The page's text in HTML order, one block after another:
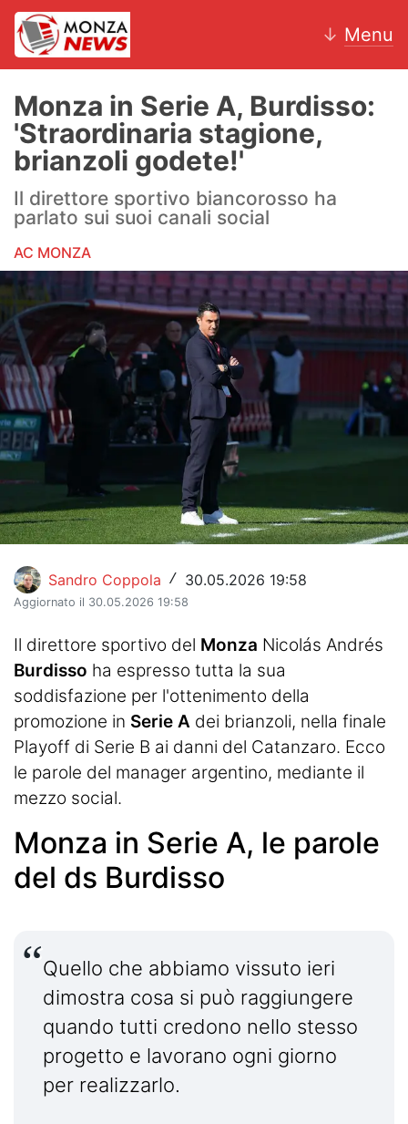
↓ Menu
News
AC Monza
Calcio
Motori
Volley
Hockey
Altri sport
Hockey
Pallamano
News
Turismo
Eventi
Monza in Serie A, Burdisso:
'Straordinaria stagione,
brianzoli godete!'
Il direttore sportivo biancorosso ha
parlato sui suoi canali social
AC MONZA
Sandro Coppola / 30.05.2026 19:58
Aggiornato il 30.05.2026 19:58
Il direttore sportivo del Monza Nicolás Andrés
Burdisso ha espresso tutta la sua
soddisfazione per l'ottenimento della
promozione in Serie A dei brianzoli, nella finale
Playoff di Serie B ai danni del Catanzaro. Ecco
le parole del manager argentino, mediante il
mezzo social.
Monza in Serie A, le parole
del ds Burdisso
Quello che abbiamo vissuto ieri
dimostra cosa si può raggiungere
quando tutti credono nello stesso
progetto e lavorano ogni giorno
per realizzarlo.